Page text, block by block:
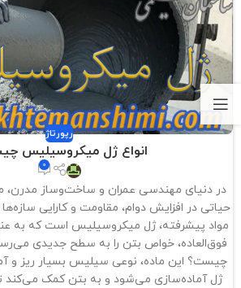
رپورتاژ
انواع ژل میکروسیلیس
0
در دنیای مهندسی عمران و ساخت‌وساز مدرن،
حیاتی در افزایش دوام، مقاومت و کارایی سازه‌ها
مواد پیشرفته، ژل میکروسیلیس است که به
فوق‌العاده، خواص بتن را به سطح جدیدی
چیست؟ این ماده، نوعی سیلیس بسیار ریز و
ژل آماده‌سازی می‌شود و به بتن کمک می‌کند